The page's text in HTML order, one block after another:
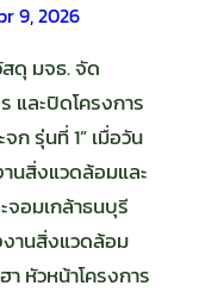
9, 2026
ดุ มจธ. จัด
และปิดโครงการ
ก รุ่นที่ 1” เมื่อวัน
นสิ่งแวดล้อมและ
จอมเกล้าธนบุรี
านสิ่งแวดล้อม
หัวหน้าโครงการ